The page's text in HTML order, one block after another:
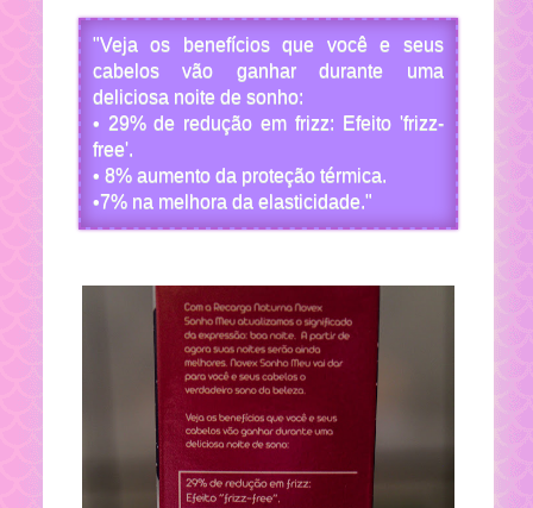
"Veja os benefícios que você e seus
cabelos vão ganhar durante uma
deliciosa noite de sonho:
• 29% de redução em frizz: Efeito 'frizz-
free'.
• 8% aumento da proteção térmica.
•7% na melhora da elasticidade."